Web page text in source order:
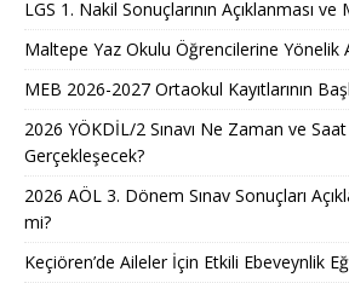
LGS 1. Nakil Sonuçlarının Açıklanması
Maltepe Yaz Okulu Öğrencilerine Yönelik
MEB 2026-2027 Ortaokul Kayıtlarının
2026 YÖKDİL/2 Sınavı Ne Zaman ve
Gerçekleşecek?
2026 AÖL 3. Dönem Sınav Sonuçları
mi?
Keçiören’de Aileler İçin Etkili Ebeveynlik